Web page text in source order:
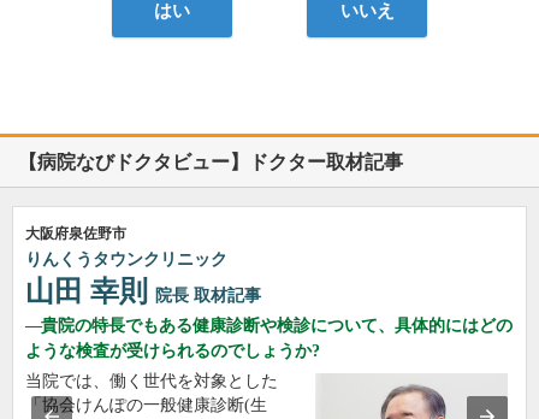
はい いいえ
【病院なびドクタビュー】ドクター取材記事
大阪府泉佐野市
りんくうタウンクリニック
山田 幸則 院長 取材記事
貴院の特長でもある健康診断や検診について、具体的にはどの
ような検査が受けられるのでしょうか?
当院では、働く世代を対象とした
「協会けんぽの一般健康診断(生